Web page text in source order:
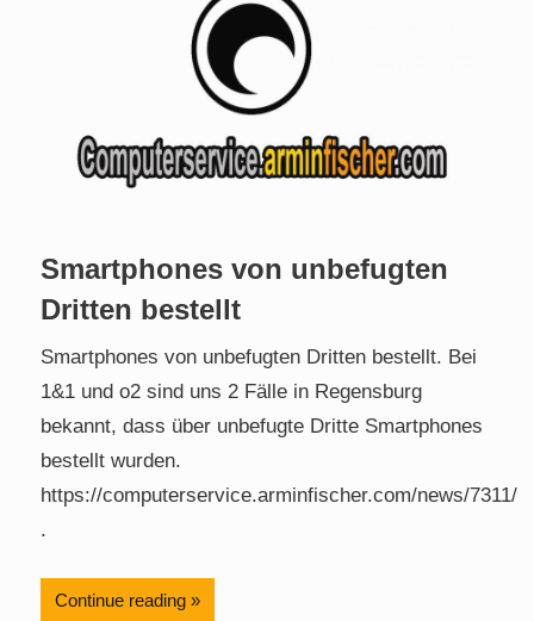
Smartphones von unbefugten
Dritten bestellt
Smartphones von unbefugten Dritten bestellt. Bei
1&1 und o2 sind uns 2 Fälle in Regensburg
bekannt, dass über unbefugte Dritte Smartphones
bestellt wurden.
https://computerservice.arminfischer.com/news/7311/
.
Continue reading